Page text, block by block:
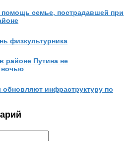
семье, пострадавшей при
физкультурника
районе Путина не
ночью
инфраструктуру по